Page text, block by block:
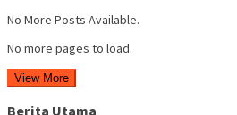
No More Posts Available.
No more pages to load.
View More
Berita Utama